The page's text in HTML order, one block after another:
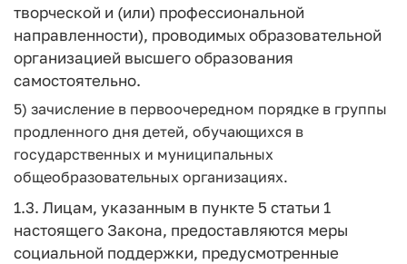
творческой и (или) профессиональной
направленности), проводимых образовательной
организацией высшего образования
самостоятельно.
5) зачисление в первоочередном порядке в группы
продленного дня детей, обучающихся в
государственных и муниципальных
общеобразовательных организациях.
1.3. Лицам, указанным в пункте 5 статьи 1
настоящего Закона, предоставляются меры
социальной поддержки, предусмотренные